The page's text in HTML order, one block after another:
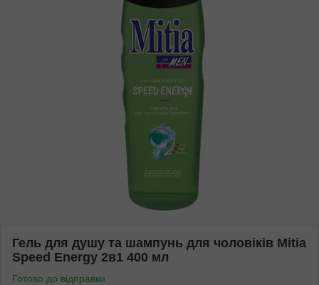
Гель для душу та шампунь для чоловіків Mitia
Speed Energy 2в1 400 мл
Готово до відправки